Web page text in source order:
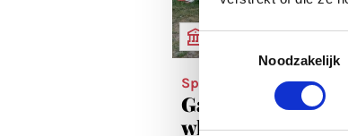
Toestemmingsselectie
Noodzakelijk
MUSEUM &
Spotlight
Galleries & art
where English is